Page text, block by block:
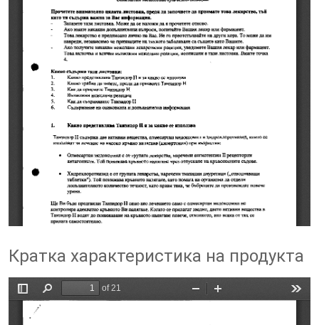
Кратка характеристика на продукта